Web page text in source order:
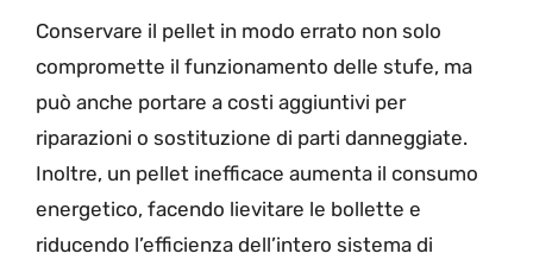
Conservare il pellet in modo errato non solo
compromette il funzionamento delle stufe, ma
può anche portare a costi aggiuntivi per
riparazioni o sostituzione di parti danneggiate.
Inoltre, un pellet inefficace aumenta il consumo
energetico, facendo lievitare le bollette e
riducendo l’efficienza dell’intero sistema di